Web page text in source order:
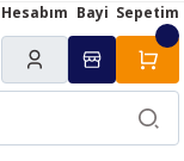
Hesabım Bayi Sepetim